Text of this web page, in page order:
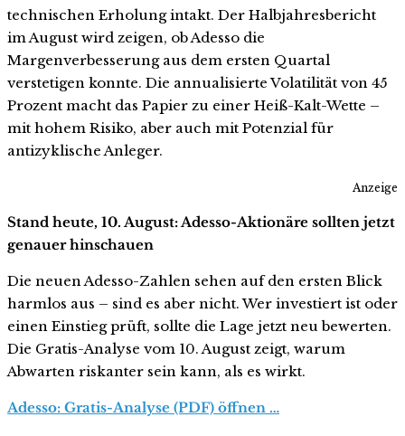
technischen Erholung intakt. Der Halbjahresbericht
im August wird zeigen, ob Adesso die
Margenverbesserung aus dem ersten Quartal
verstetigen konnte. Die annualisierte Volatilität von 45
Prozent macht das Papier zu einer Heiß-Kalt-Wette –
mit hohem Risiko, aber auch mit Potenzial für
antizyklische Anleger.
Anzeige
Stand heute, 10. August: Adesso-Aktionäre sollten jetzt
genauer hinschauen
Die neuen Adesso-Zahlen sehen auf den ersten Blick
harmlos aus – sind es aber nicht. Wer investiert ist oder
einen Einstieg prüft, sollte die Lage jetzt neu bewerten.
Die Gratis-Analyse vom 10. August zeigt, warum
Abwarten riskanter sein kann, als es wirkt.
Adesso: Gratis-Analyse (PDF) öffnen …